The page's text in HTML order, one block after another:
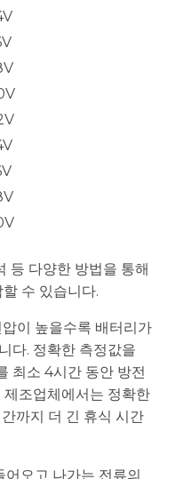
등 다양한 방법을 통해
수 있습니다.
이 높을수록 배터리가
다. 정확한 측정값을
최소 4시간 동안 방전
조업체에서는 정확한
까지 더 긴 휴식 시간
어오고 나가는 전류의